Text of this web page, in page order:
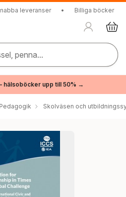
leveranser • Billiga böcker
penna...
hälsoböcker upp till 50% →
Pedagogik Skolväsen och